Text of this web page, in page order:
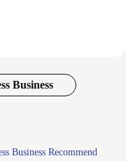
Business
Business Recommend